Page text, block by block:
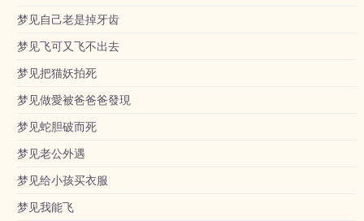
梦见自己老是掉牙齿
梦见飞可又飞不出去
梦见把猫妖拍死
梦见做愛被爸爸爸發現
梦见蛇胆破而死
梦见老公外遇
梦见给小孩买衣服
梦见我能飞